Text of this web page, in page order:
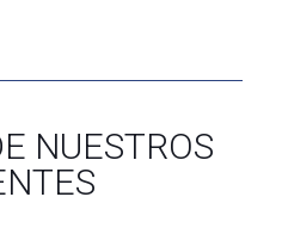
NUESTROS